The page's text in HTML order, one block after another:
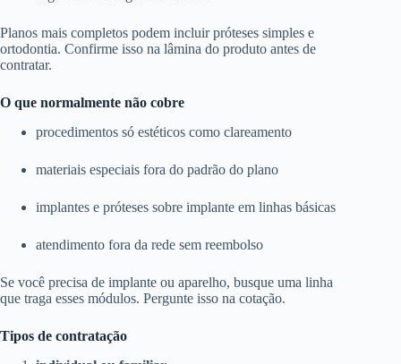
Planos mais completos podem incluir próteses simples e
ortodontia. Confirme isso na lâmina do produto antes de
contratar.
O que normalmente não cobre
procedimentos só estéticos como clareamento
materiais especiais fora do padrão do plano
implantes e próteses sobre implante em linhas básicas
atendimento fora da rede sem reembolso
Se você precisa de implante ou aparelho, busque uma linha
que traga esses módulos. Pergunte isso na cotação.
Tipos de contratação